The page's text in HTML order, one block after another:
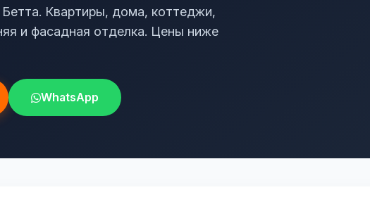
Квартиры, дома, коттеджи,
и фасадная отделка. Цены ниже
WhatsApp